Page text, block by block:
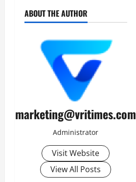
ABOUT THE AUTHOR
marketing@vritimes.com
Administrator
Visit Website
View All Posts